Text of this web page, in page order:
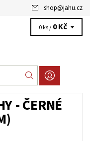
shop@jahu.cz
0 ks / 0 Kč
- ČERNÉ